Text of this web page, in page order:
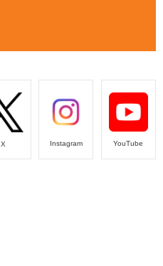
X Instagram YouTube